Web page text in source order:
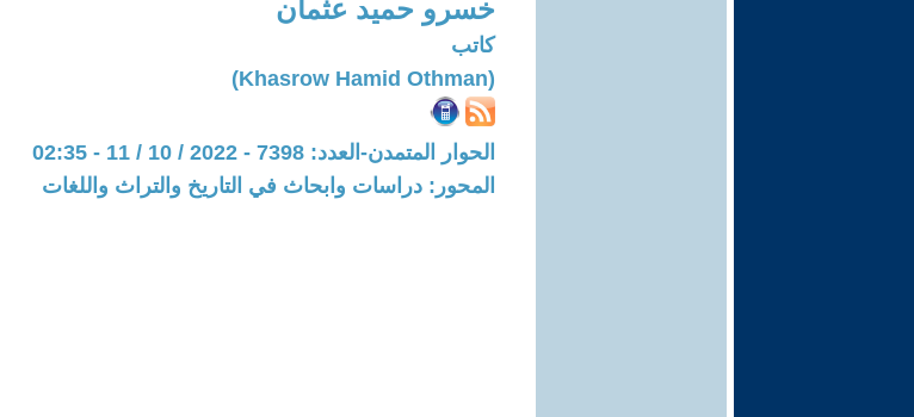
خسرو حميد عثمان
كاتب
(Khasrow Hamid Othman)
الحوار المتمدن-العدد: 7398 - 2022 / 10 / 11 - 02:35
المحور: دراسات وابحاث في التاريخ والتراث واللغات